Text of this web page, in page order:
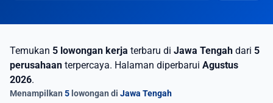
Temukan 5 lowongan kerja terbaru di Jawa Tengah dari 5
perusahaan terpercaya. Halaman diperbarui Agustus
2026.
Menampilkan 5 lowongan di Jawa Tengah